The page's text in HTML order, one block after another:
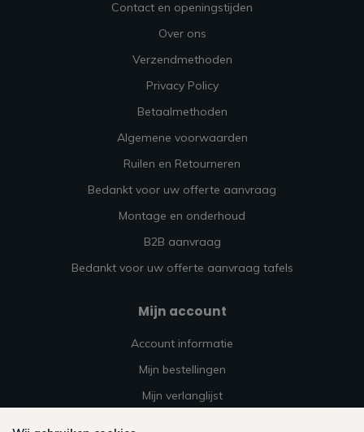
Contact en openingstijden
Over ons
Verzendmethoden
Privacy Policy
Betaalmethoden
Algemene voorwaarden
Ruilen en Retourneren
Bedankt voor uw offerte aanvraag
Montage en onderhoud
B2B aanvraag
Bedankt voor uw offerte aanvraag tafels
Mijn account
Account informatie
Mijn bestellingen
Mijn verlanglijst